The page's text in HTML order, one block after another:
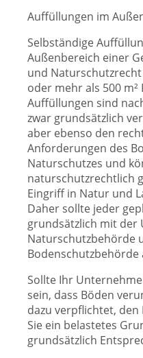
Auffüllungen im
Selbständige
Außenbereich einer
und
oder mehr als 500 m²
Auffüllungen sind
zwar grundsätzlich
aber ebenso den
Anforderungen des
Naturschutzes und
naturschutzrechtlich
Eingriff in Natur und
Daher sollte jeder
grundsätzlich mit der
Naturschutzbehörde
Sollte Ihr
sein, dass Böden
dazu verpflichtet, den
Sie ein belastetes
grundsätzlich